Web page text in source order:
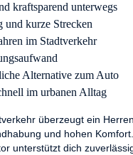
kraftsparend unterwegs
und kurze Strecken
im Stadtverkehr
Alternative zum Auto
im urbanen Alltag
überzeugt ein
und hohen
unterstützt dich